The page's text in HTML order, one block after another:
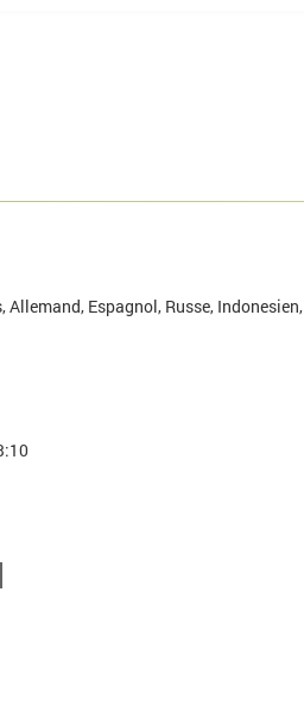
Allemand, Espagnol, Russe, Indonesien,